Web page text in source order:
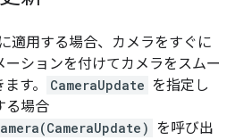
適用する場合、カメラをすぐに
ションを付けてカメラをスムー
す。
CameraUpdate を指定し
る場合
を呼び出